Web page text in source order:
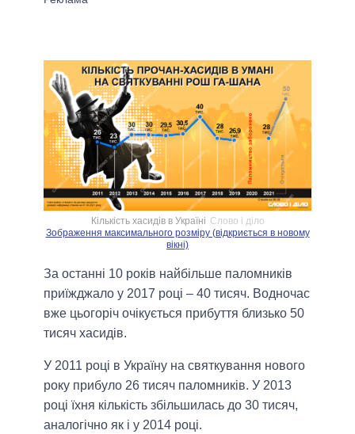
Кількість хасидів в Україні Слово і діло
Зображення максимального розміру (відкриється в новому
вікні)
За останні 10 років найбільше паломників
приїжджало у 2017 році – 40 тисяч. Водночас
вже цьогоріч очікується прибуття близько 50
тисяч хасидів.
У 2011 році в Україну на святкування нового
року прибуло 26 тисяч паломників. У 2013
році їхня кількість збільшилась до 30 тисяч,
аналогічно як і у 2014 році.